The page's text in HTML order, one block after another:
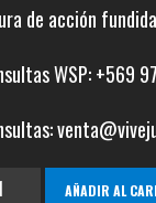
de acción
WSP: +569
AÑADIR AL